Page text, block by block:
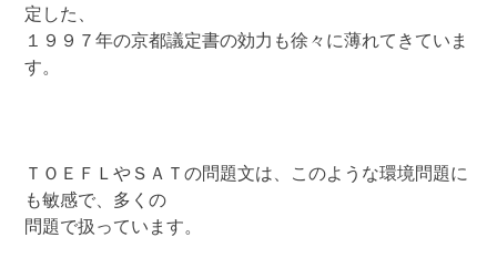
定した、
１９９７年の京都議定書の効力も徐々に薄れてきていま
す。
ＴＯＥＦＬやＳＡＴの問題文は、このような環境問題に
も敏感で、多くの
問題で扱っています。